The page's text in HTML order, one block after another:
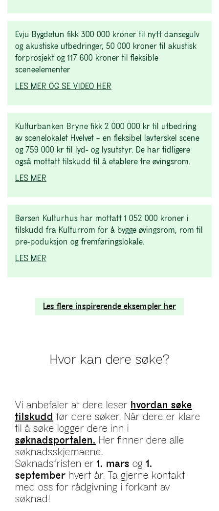
Evju Bygdetun fikk 300 000 kroner til nytt dansegulv
og akustiske utbedringer, 50 000 kroner til akustisk
forprosjekt og 117 600 kroner til fleksible
sceneelementer
LES MER OG SE VIDEO HER
Kulturbanken Bryne fikk 2 000 000 kr til utbedring
av scenelokalet Hvelvet – en fleksibel lavterskel scene
og 759 000 kr til lyd- og lysutstyr. De har tidligere
også mottatt tilskudd til å etablere tre øvingsrom.
LES MER
Børsen Kulturhus har mottatt 1 052 000 kroner i
tilskudd fra Kulturrom for å bygge øvingsrom, rom til
pre-poduksjon og fremføringslokale.
LES MER
Les flere inspirerende eksempler her
Hvor kan dere søke?
Vi anbefaler at dere leser hvordan søke
tilskudd før dere søker. Når dere er klare
til å søke logger dere inn i
søknadsportalen. Her finner dere alle
søknadsskjemaene.
Søknadsfristen er 1. mars og 1.
september hvert år. Ta gjerne kontakt
med oss for rådgivning i forkant av
søknad!